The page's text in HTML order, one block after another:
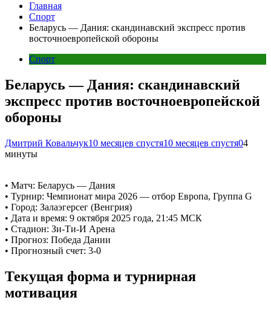
Главная
Спорт
Беларусь — Дания: скандинавский экспресс против
восточноевропейской обороны
Спорт
Беларусь — Дания: скандинавский
экспресс против восточноевропейской
обороны
Дмитрий Ковальчук10 месяцев спустя10 месяцев спустя04
минуты
• Матч: Беларусь — Дания
• Турнир: Чемпионат мира 2026 — отбор Европа, Группа G
• Город: Залаэгерсег (Венгрия)
• Дата и время: 9 октября 2025 года, 21:45 МСК
• Стадион: Зи-Ти-И Арена
• Прогноз: Победа Дании
• Прогнозный счет: 3-0
Текущая форма и турнирная
мотивация